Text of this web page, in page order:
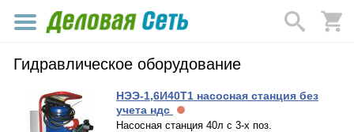
Гидравлическое оборудование
НЭЭ-1,6И40Т1 насосная станция без
учета ндс
Насосная станция 40л с 3-х поз.